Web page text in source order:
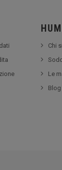
Chi
Le
Blog